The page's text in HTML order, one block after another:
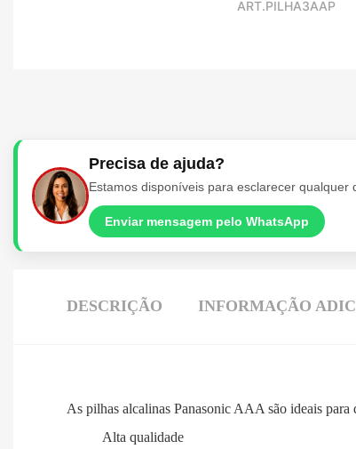
ART.PILHA3AAP
Precisa de ajuda?
Estamos disponíveis para esclarecer qualquer
Enviar mensagem pelo WhatsApp
DESCRIÇÃO INFORMAÇÃO
As pilhas alcalinas Panasonic AAA são ideais para
Alta qualidade